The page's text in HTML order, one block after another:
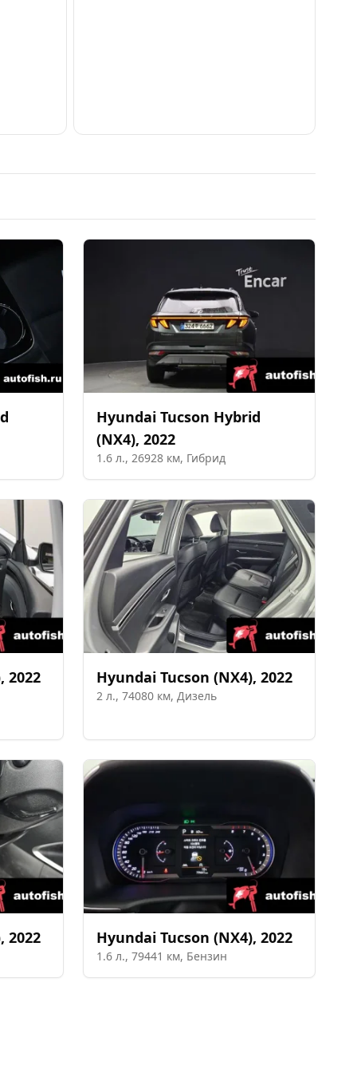
Hyundai Tucson Hybrid
(NX4), 2022
1.6 л., 26928 км, Гибрид
, 2022 Hyundai Tucson (NX4), 2022
2 л., 74080 км, Дизель
, 2022 Hyundai Tucson (NX4), 2022
1.6 л., 79441 км, Бензин